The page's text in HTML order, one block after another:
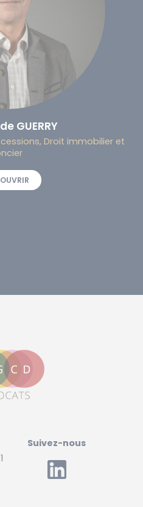
GUERRY
Droit immobilier et
Suivez-nous